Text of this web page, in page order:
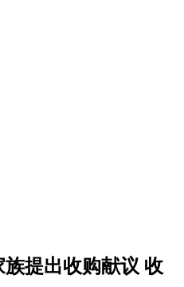
提出收购献议 收